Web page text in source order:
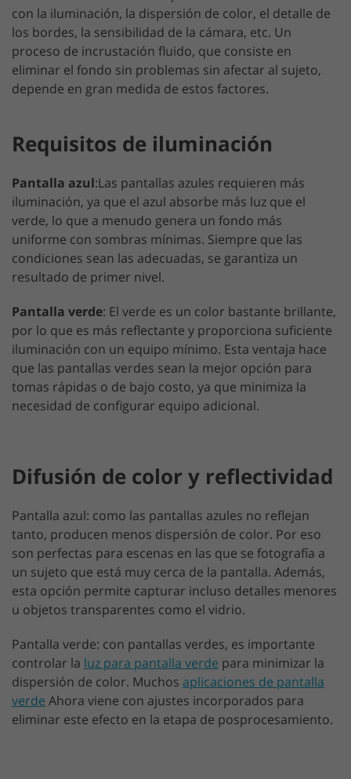
con la iluminación, la dispersión de color, el detalle de
los bordes, la sensibilidad de la cámara, etc. Un
proceso de incrustación fluido, que consiste en
eliminar el fondo sin problemas sin afectar al sujeto,
depende en gran medida de estos factores.
Requisitos de iluminación
Pantalla azul:Las pantallas azules requieren más
iluminación, ya que el azul absorbe más luz que el
verde, lo que a menudo genera un fondo más
uniforme con sombras mínimas. Siempre que las
condiciones sean las adecuadas, se garantiza un
resultado de primer nivel.
Pantalla verde: El verde es un color bastante brillante,
por lo que es más reflectante y proporciona suficiente
iluminación con un equipo mínimo. Esta ventaja hace
que las pantallas verdes sean la mejor opción para
tomas rápidas o de bajo costo, ya que minimiza la
necesidad de configurar equipo adicional.
Difusión de color y reflectividad
Pantalla azul: como las pantallas azules no reflejan
tanto, producen menos dispersión de color. Por eso
son perfectas para escenas en las que se fotografía a
un sujeto que está muy cerca de la pantalla. Además,
esta opción permite capturar incluso detalles menores
u objetos transparentes como el vidrio.
Pantalla verde: con pantallas verdes, es importante
controlar la luz para pantalla verde para minimizar la
dispersión de color. Muchos aplicaciones de pantalla
verde Ahora viene con ajustes incorporados para
eliminar este efecto en la etapa de posprocesamiento.